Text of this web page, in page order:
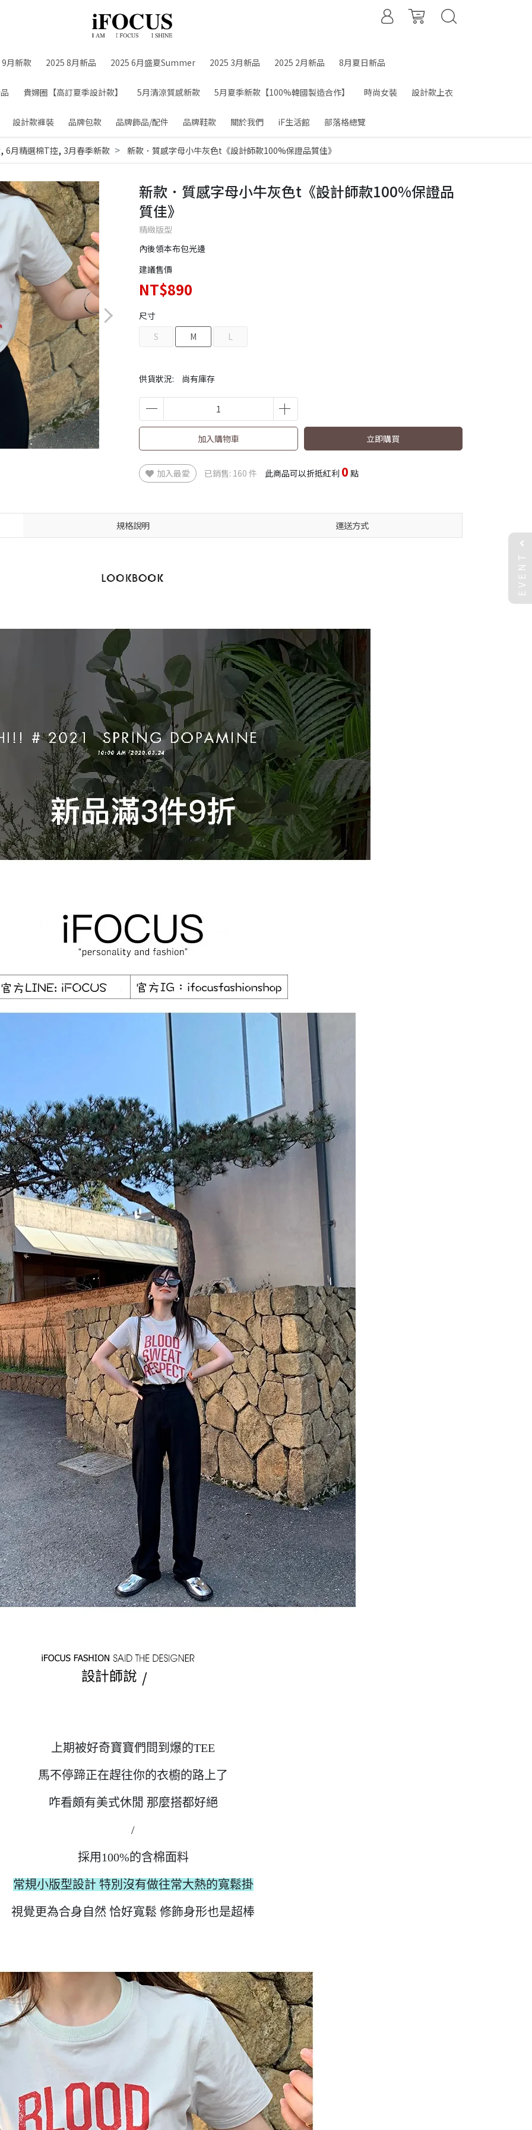
月新款 2025 8月新品 2025 6月盛夏Summer 2025 3月新品 2025 2月新品 8月夏日新品
貴婦圈【高訂夏季設計款】 5月清涼質感新款 5月夏季新款【100%韓國製造合作】 時尚女裝 設計款上衣
設計款褲裝 品牌包款 品牌飾品/配件 品牌鞋款 關於我們 iF生活館 部落格總覽
, 6月精選棉T控, 3月春季新款 新款．質感字母小牛灰色t《設計師款100%保證品質佳》
新款．質感字母小牛灰色t《設計師款100%保證品
質佳》
精緻版型
內後領本布包光邊
建議售價
NT$890
供貨狀況: 尚有庫存
尺寸
S
M L
加入購物車 立即購買
加入最愛 已銷售: 160 件 此商品可以折抵紅利 0 點
規格說明 運送方式
上期被好奇寶寶們問到爆的TEE
馬不停蹄正在趕往你的衣櫥的路上了
咋看頗有美式休閒 那麼搭都好絕
/
採用100%的含棉面料
常規小版型設計 特別沒有做往常大熱的寬鬆掛
視覺更為合身自然 恰好寬鬆 修飾身形也是超棒
EVENT